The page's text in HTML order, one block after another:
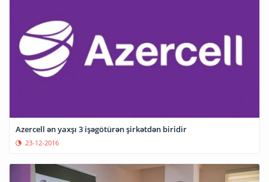
Azercell ən yaxşı 3 işəgötürən şirkətdən biridir
23-12-2016